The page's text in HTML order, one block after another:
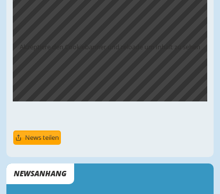
Akzeptiere den Cookiebanner und reloade um Inhalt zu sehen
News teilen
NEWSANHANG